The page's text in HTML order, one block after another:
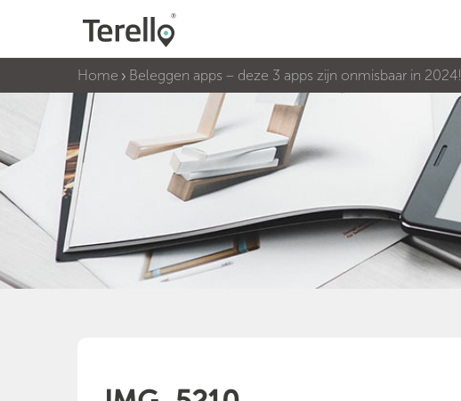
Home Beleggen apps – deze 3 apps zijn onmisbaar in 2024!